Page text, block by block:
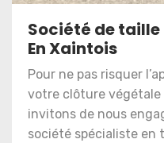
Société de taille
En Xaintois
Pour ne pas risquer
votre clôture
invitons de nous
société spécialiste